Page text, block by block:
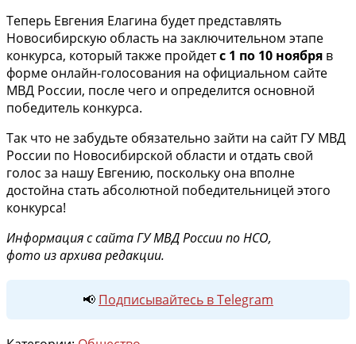
Теперь Евгения Елагина будет представлять
Новосибирскую область на заключительном этапе
конкурса, который также пройдетс 1 по 10 ноября в
форме онлайн-голосования на официальном сайте
МВД России, после чего и определится основной
победитель конкурса.
Так что не забудьте обязательно зайти на сайт ГУ МВД
России по Новосибирской области и отдать свой
голос за нашу Евгению, поскольку она вполне
достойна стать абсолютной победительницей этого
конкурса!
Информация с сайта ГУ МВД России по НСО,
фото из архива редакции.
📢 Подписывайтесь в Telegram